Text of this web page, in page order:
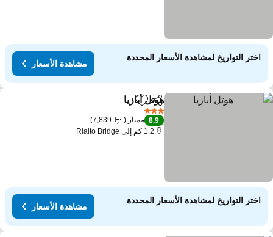
اختر التواريخ لمشاهدة الأسعار المحددة
مشاهدة الأسعار
مشاركةAdd to favorites
هوتل أبازيا
8.9 ممتاز
7,839
1.2 كم إلى Rialto Bridge
اختر التواريخ لمشاهدة الأسعار المحددة
مشاهدة الأسعار